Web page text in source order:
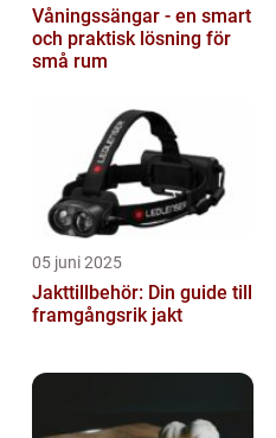
Våningssängar - en smart
och praktisk lösning för
små rum
05 juni 2025
Jakttillbehör: Din guide till
framgångsrik jakt